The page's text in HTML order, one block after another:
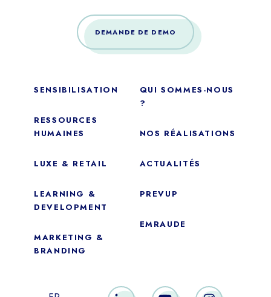
DEMANDE DE DEMO
SENSIBILISATION
RESSOURCES
HUMAINES
LUXE & RETAIL
LEARNING &
DEVELOPMENT
MARKETING &
BRANDING
QUI SOMMES-NOUS
?
NOS RÉALISATIONS
ACTUALITÉS
PREVUP
EMRAUDE
Essentiel